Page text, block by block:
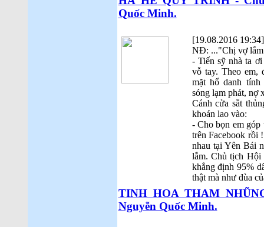
Quốc Minh.
[19.08.2016 19:34]
NĐ: ..."Chị vợ lắm
- Tiến sỹ nhà ta
vỗ tay. Theo em,
mặt hổ danh
sóng lạm phát, nợ
Cánh cửa sắt
khoán lao vào:
- Cho bọn em
trên Facebook rồi
nhau tại Yên Bái
lắm. Chủ tịch Hội
khẳng định 95%
thật mà như đùa
TINH HOA THAM
Nguyễn Quốc Minh.